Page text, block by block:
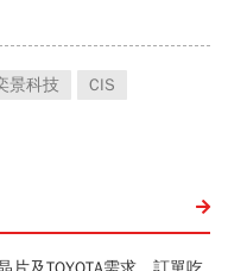
景科技
CIS